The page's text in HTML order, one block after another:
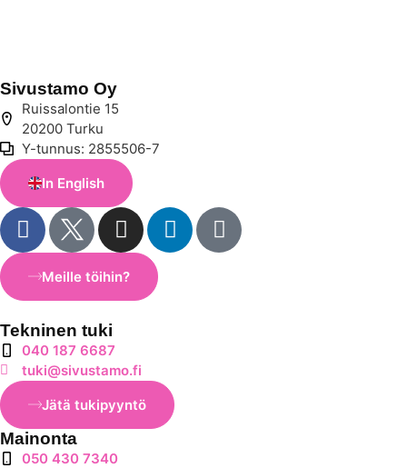
Sivustamo Oy
Ruissalontie 15
20200 Turku
Y-tunnus: 2855506-7
In English
Meille töihin?
Tekninen tuki
040 187 6687
tuki@sivustamo.fi
Jätä tukipyyntö
Mainonta
050 430 7340